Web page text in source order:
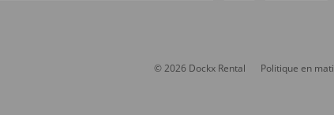
© 2026 Dockx Rental Politique en